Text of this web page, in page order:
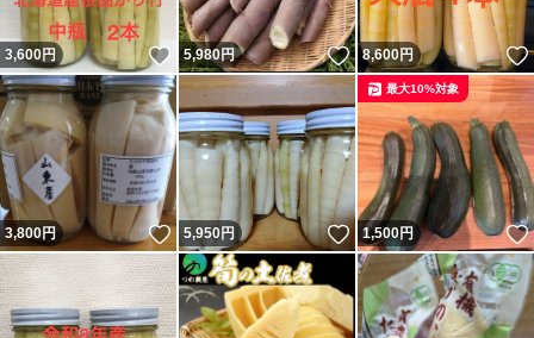
3,600円 いいね！
5,980円 いいね！
8,600円
3,800円 いいね！
5,950円 いいね！
1,500円
最大10%対象